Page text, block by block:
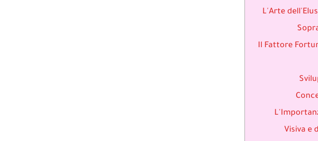
L'Arte
Il Fattore
Visiva e